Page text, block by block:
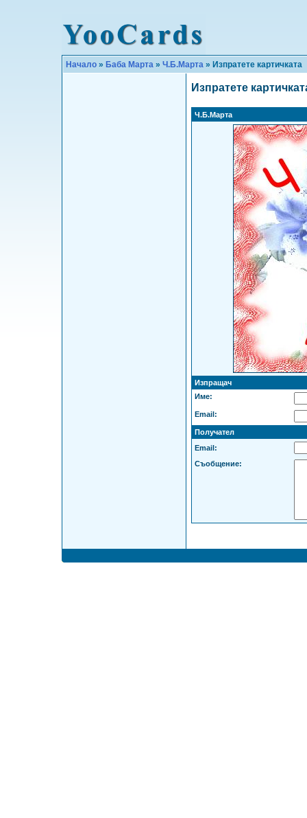
Начало » Баба Марта » Ч.Б.Марта » Изпратете картичката
Изпратете
Ч.Б.Марта
Изпращач
Име:
Email:
Получател
Email:
Съобщение: